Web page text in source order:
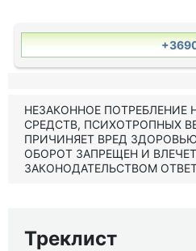
НЕЗАКОННОЕ ПОТРЕБЛЕНИЕ
СРЕДСТВ, ПСИХОТРОПНЫХ
ПРИЧИНЯЕТ ВРЕД
ОБОРОТ ЗАПРЕЩЕН И
ЗАКОНОДАТЕЛЬСТВОМ
Треклист